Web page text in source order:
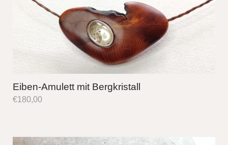
Eiben-Amulett mit Bergkristall
€180,00